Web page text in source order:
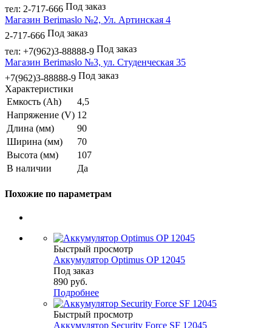
тел: 2-717-666 Под заказ
Магазин Berimaslo №2, Ул. Артинская 4
2-717-666 Под заказ
тел: +7(962)3-88888-9 Под заказ
Магазин Berimaslo №3, ул. Студенческая 35
+7(962)3-88888-9 Под заказ
Характеристики
Емкость (Ah)
4,5
Напряжение (V) 12
Длина (мм)
90
Ширина (мм)
70
Высота (мм)
107
В наличии
Да
Похожие по параметрам
Быстрый просмотр
Аккумулятор Optimus OP 12045
Под заказ
890 руб.
Подробнее
Быстрый просмотр
Аккумулятор Security Force SF 12045